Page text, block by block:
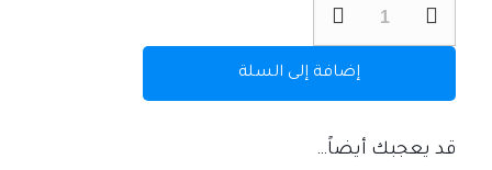
الرسم
إضافة إلى السلة
قد يعجبك أيضاً…